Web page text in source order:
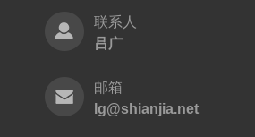
联系人
吕广
邮箱
lg@shianjia.net